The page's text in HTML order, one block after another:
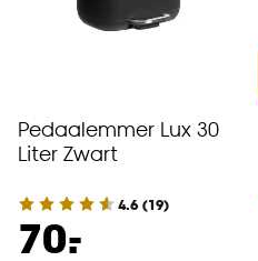
Pedaalemmer Lux 30
Liter Zwart
4.6 (19)
70.
-